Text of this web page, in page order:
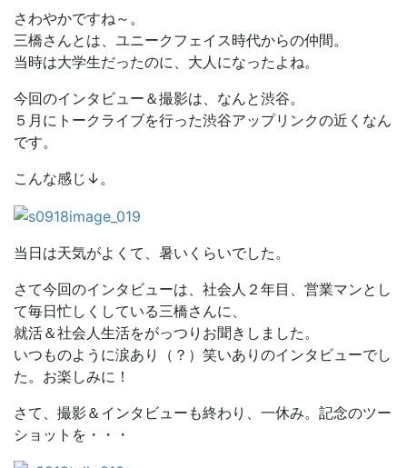
さわやかですね～。
三橋さんとは、ユニークフェイス時代からの仲間。
当時は大学生だったのに、大人になったよね。
今回のインタビュー＆撮影は、なんと渋谷。
５月にトークライブを行った渋谷アップリンクの近くなん
です。
こんな感じ↓。
当日は天気がよくて、暑いくらいでした。
さて今回のインタビューは、社会人２年目、営業マンとし
て毎日忙しくしている三橋さんに、
就活＆社会人生活をがっつりお聞きしました。
いつものように涙あり（？）笑いありのインタビューでし
た。お楽しみに！
さて、撮影＆インタビューも終わり、一休み。記念のツー
ショットを・・・